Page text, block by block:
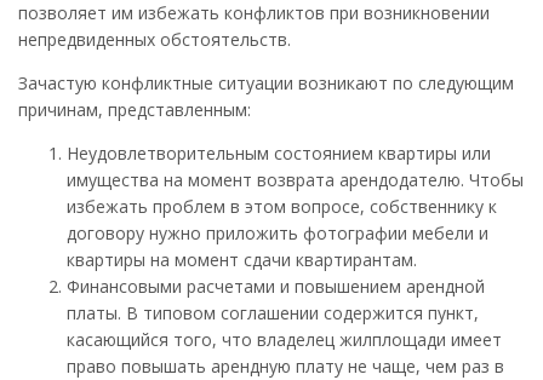
позволяет им избежать конфликтов при возникновении
непредвиденных обстоятельств.
Зачастую конфликтные ситуации возникают по следующим
причинам, представленным:
Неудовлетворительным состоянием квартиры или
имущества на момент возврата арендодателю. Чтобы
избежать проблем в этом вопросе, собственнику к
договору нужно приложить фотографии мебели и
квартиры на момент сдачи квартирантам.
Финансовыми расчетами и повышением арендной
платы. В типовом соглашении содержится пункт,
касающийся того, что владелец жилплощади имеет
право повышать арендную плату не чаще, чем раз в